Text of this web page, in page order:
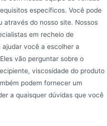
específicos. Você pode
através do nosso site. Nossos
em recheio de
você a escolher a
vão perguntar sobre o
viscosidade do produto
podem fornecer um
a quaisquer dúvidas que você